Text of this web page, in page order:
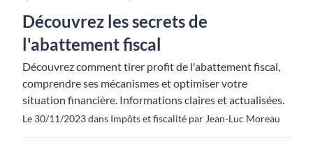
Découvrez les secrets de
l'abattement fiscal
Découvrez comment tirer profit de l'abattement fiscal,
comprendre ses mécanismes et optimiser votre
situation financière. Informations claires et actualisées.
Le 30/11/2023 dans Impôts et fiscalité par Jean-Luc Moreau